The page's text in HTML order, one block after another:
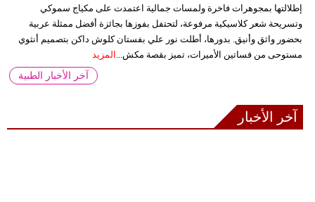
إطلالتها بمجوهرات فاخرة ولمسات جمالية اعتمدت على مكياج سموكي
وتسريحة شعر كلاسيكية مرفوعة، لتحتفل بفوزها بجائزة أفضل ممثلة عربية
بحضور واثق وأنيق. بدورها، أطلت نور علي بفستان كلوش داكن بتصميم أنثوي
مستوحى من فساتين الأميرات، تميز بقصة مكش...
المزيد
آخر الأخبار الطبية
آخر الأخبار